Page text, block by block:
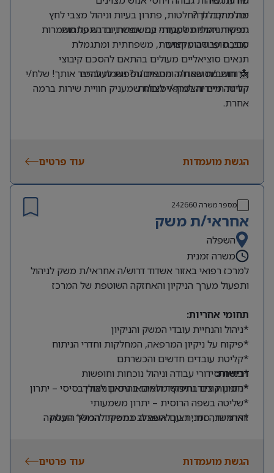
יכולת קבלת החלטות, פתרון בעיות וניהול מצבי לחץ
גמישות וזמינות לעבודה במשמרות, בדגש על משמרות
ערב, סופי שבוע וחגים
מה מחכה לך?
תפקיד ניהולי משמעותי עם אפשרויות התפתחות
סביבת עבודה מקצועית, משפחתית ומתגמלת
תנאים סוציאליים מעולים בהתאם להסכם קיבוצי
ארוחות מסובסדות והטבות נוספות לעובדים
קליטה מיידית למתאימים/ות
📩 חושב/ת שאת/ה מתאים/ה? נשמח להכיר אותך! שלח/י
קורות חיים והצטרף/י לצוות שמעניק חוויית שירות ברמה
אחרת.
הגשת מועמדות עוד פרטים
מספר משרה242660
אחראי/ת משק
השפלה
משרה זמנית
למרכז רפואי באזור אשדוד דרוש/ה אחראי/ת משק לניהול
ותפעול מערך הניקיון והאחזקה השוטפת של המרכז
תחומי אחריות:
*ניהול והנחיית עובדי המשק והניקיון
*פיקוח על ניקיון המרפאה, המחלקות וחדרי הניתוח
*קליטת עובדים חדשים והכשרתם
*בניית סידורי עבודה וניהול נוכחות וחופשות
*הזמנות ציוד וחידוש מלאים בהתאם לצורך
דרישות:
*ניסיון קודם בתפקיד דומה או ניסיון ניהולי בסיסי – יתרון
*שליטה בשפה הרוסית – יתרון משמעותי
*אחריות, סדר, רצון להשתלב בתפקיד הכולל הובלת
זוהי משרה זמנית עם אופציה ממשית להמשך העסקה
הגשת מועמדות עוד פרטים